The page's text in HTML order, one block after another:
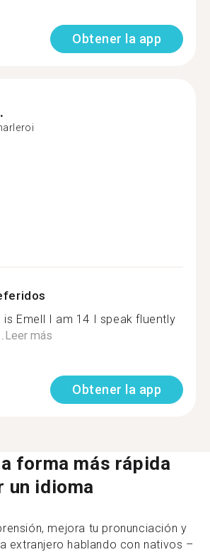
Obtener la app
is Emell I am 14 I speak fluently
Leer más
Obtener la app
forma más rápida
un idioma
mejora tu pronunciación y
extranjero hablando con nativos –